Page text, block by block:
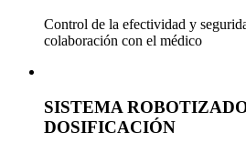
Control de la efectividad y
colaboración con el médico
SISTEMA
DOSIFICACIÓN